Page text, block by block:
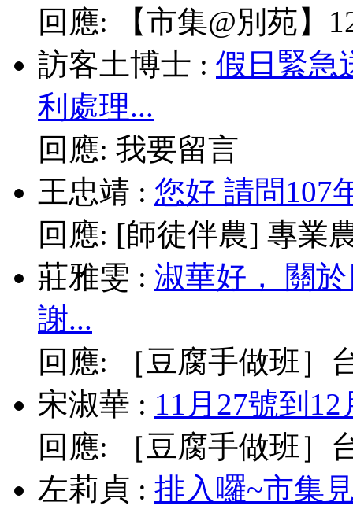
回應:
【市集@別苑】
訪客土博士 : 假日緊急
利處理...
回應: 我要留言
王忠靖 : 您好 請問107
回應: [師徒伴農] 專業
莊雅雯 : 淑華好， 關
謝...
回應:
［豆腐手做班］
宋淑華 : 11月27號到
回應:
［豆腐手做班］
左莉貞 : 排入囉~市集